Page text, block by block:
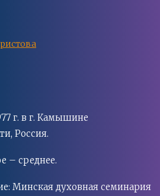
г. в г. Камышине
Россия.
– среднее.
Минская духовная семинария